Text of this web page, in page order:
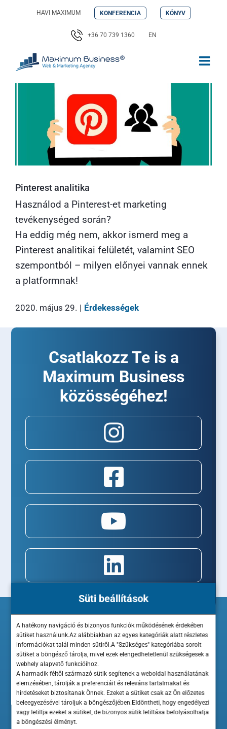
Süti beállítások
A hatékony navigáció és bizonyos funkciók működésének érdekében
sütiket használunk.Az alábbiakban az egyes kategóriák alatt részletes
információkat talál minden sütiről.A "Szükséges" kategóriába sorolt
sütiket a böngésző tárolja, mivel ezek elengedhetetlenül szükségesek a
webhely alapvető funkcióihoz.
A harmadik féltől származó sütik segítenek a weboldal használatának
elemzésében, tárolják a preferenciáit és releváns tartalmakat és
hirdetéseket biztosítanak Önnek. Ezeket a sütiket csak az Ön előzetes
beleegyezésével tároljuk a böngészőjében.Eldöntheti, hogy engedélyezi
vagy letiltja ezeket a sütiket, de bizonyos sütik letiltása befolyásolhatja
a böngészési élményt.
HAVI MAXIMUM KONFERENCIA KÖNYV
+36 70 739 1360 EN
Pinterest analitika
Használod a Pinterest-et marketing
tevékenységed során?
Ha eddig még nem, akkor ismerd meg a
Pinterest analitikai felületét, valamint SEO
szempontból – milyen előnyei vannak ennek
a platformnak!
2020. május 29. | Érdekességek
Csatlakozz Te is a
Maximum Business
közösségéhez!
A ShopRenter hozzájárul a Minősített Szakértő Partner elnevezés és
ehhez kapcsolódó logo használatához a Szakértő weboldalán.